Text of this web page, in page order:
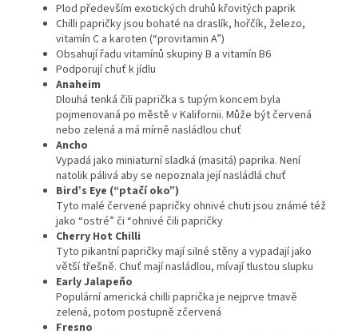
Plod především exotických druhů křovitých paprik
Chilli papričky jsou bohaté na draslík, hořčík, železo,
vitamín C a karoten (“provitamin A”)
Obsahují řadu vitamínů skupiny B a vitamín B6
Podporují chuť k jídlu
Anaheim
Dlouhá tenká čili paprička s tupým koncem byla
pojmenovaná po městě v Kalifornii. Může být červená
nebo zelená a má mírně nasládlou chuť
Ancho
Vypadá jako miniaturní sladká (masitá) paprika. Není
natolik pálivá aby se nepoznala její nasládlá chuť
Bird’s Eye (“ptačí oko”)
Tyto malé červené papričky ohnivé chuti jsou známé též
jako “ostré” či “ohnivé čili papričky
Cherry Hot Chilli
Tyto pikantní papričky mají silné stěny a vypadají jako
větší třešně. Chuť mají nasládlou, mívají tlustou slupku
Early Jalapeňo
Populární americká chilli paprička je nejprve tmavě
zelená, potom postupně zčervená
Fresno